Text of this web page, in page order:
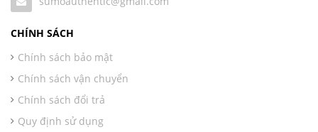
CHÍNH SÁCH
Chính sách bảo mật
Chính sách vận chuyển
Chính sách đổi trả
Quy định sử dụng